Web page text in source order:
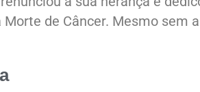
de Câncer. Mesmo sem